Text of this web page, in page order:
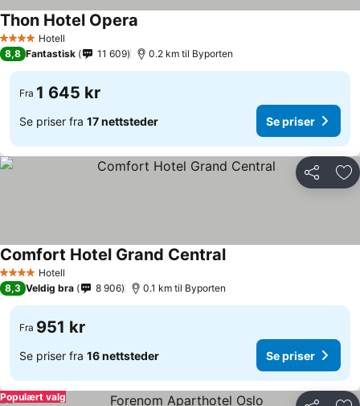
4 StjernerHotell
Thon Hotel Opera
8,8 Fantastisk 11 609 0.2 km til Byporten
Fra 1 645 kr
Se priser fra 17 nettsteder Se priser
Del
4 StjernerHotell
Comfort Hotel Grand Central
8,3 Veldig bra 8 906 0.1 km til Byporten
Fra 951 kr
Se priser fra 16 nettsteder Se priser
Populært valg